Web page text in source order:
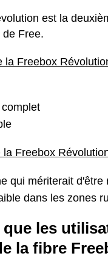
est la
de Free.
la Freebox
la Freebox
qui mériterait d'être
dans les zones
que les
la fibre